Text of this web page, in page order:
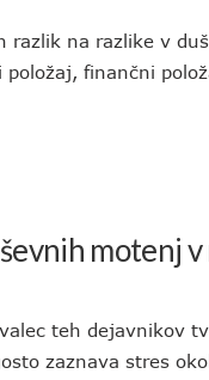
razlik na razlike v
položaj, finančni
motenj
teh dejavnikov
zaznava stres